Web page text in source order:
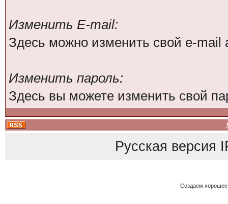
Изменить E-mail:
Здесь можно изменить свой e-mail
Изменить пароль:
Здесь вы можете изменить свой
Русская версия
Создаем